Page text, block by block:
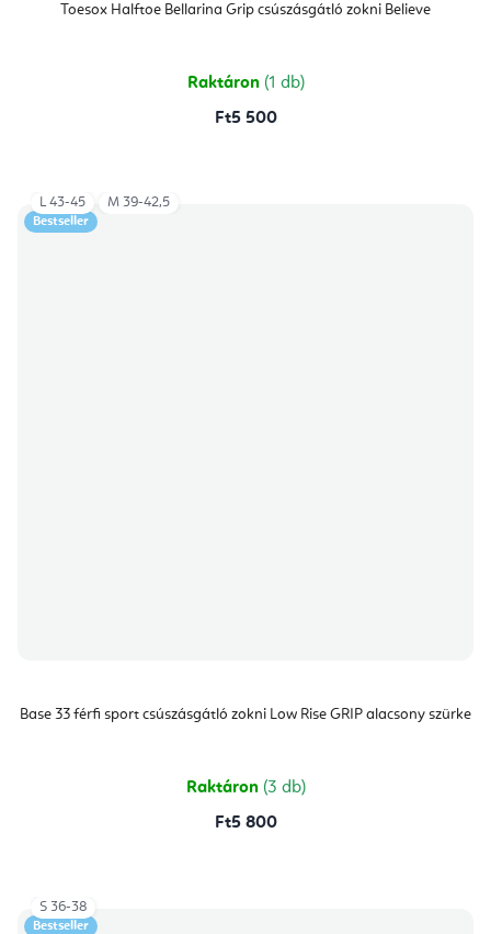
Toesox Halftoe Bellarina Grip csúszásgátló zokni Believe
Raktáron (1 db)
Ft5 500
Bestseller
Base 33 férfi sport csúszásgátló zokni Low Rise GRIP alacsony szürke
Raktáron (3 db)
Ft5 800
L 43-45 M 39-42,5
Bestseller
S 36-38